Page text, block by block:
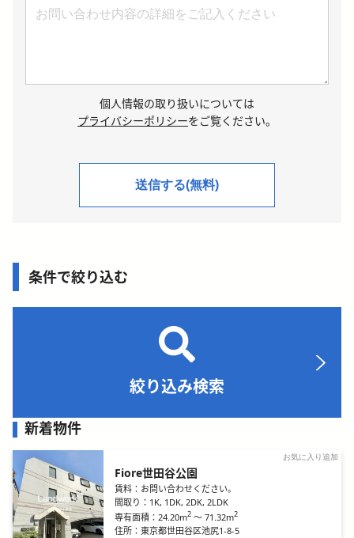
個人情報の取り扱いについては
プライバシーポリシーをご覧ください。
条件で絞り込む
絞り込み検索
新着物件
お気に入り追加
Fiore世田谷公園
賃料： お問い合わせください。
間取り： 1K, 1DK, 2DK, 2LDK
専有面積：24.20m2 ～ 71.32m2
住所：東京都世田谷区池尻1-8-5